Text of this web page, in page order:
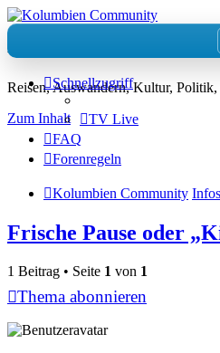
Reisen, Auswandern, Kultur,
Zum Inhalt
Schnellzugriff
TV Live
FAQ
Forenregeln
Kolumbien Community
Frische Pause oder
1 Beitrag • Seite 1 von 1
Thema abonnieren